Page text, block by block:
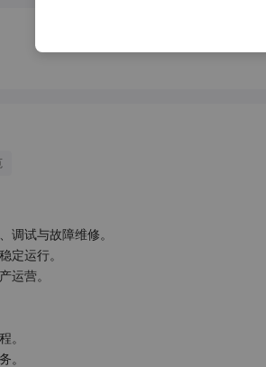
调试与故障维修。
定运行。
运营。
。
。